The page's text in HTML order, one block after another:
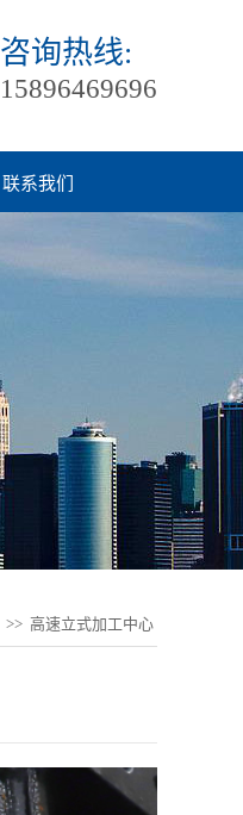
咨询热线:
15896469696
联系我们
>> 高速立式加工中心